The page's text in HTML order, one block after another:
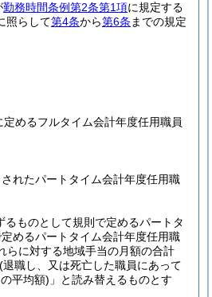
勤務時間条例第2条第1項に規定する
照らして第4条から第6条 までの規定
めるフルタイム会計年度任用職員
れたパートタイム会計年度任用職
るものとして規則で定めるパートタ
めるパートタイム会計年度任用職
らに対する地域手当の月額の合計
(退職し、又は死亡した職員にあって
平均額) 」と読み替えるものとす